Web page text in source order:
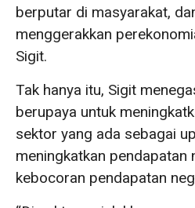
berputar di masyarakat,
menggerakkan
Sigit.
Tak hanya itu, Sigit
berupaya untuk
sektor yang ada sebagai
meningkatkan pendapatan
kebocoran pendapatan